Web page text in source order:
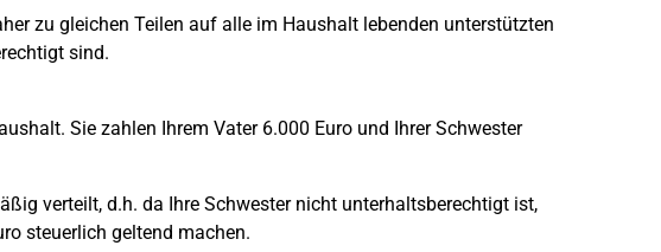
zu gleichen Teilen auf alle im Haushalt lebenden unterstützten
sind.
Sie zahlen Ihrem Vater 6.000 Euro und Ihrer Schwester
verteilt, d.h. da Ihre Schwester nicht unterhaltsberechtigt ist,
steuerlich geltend machen.